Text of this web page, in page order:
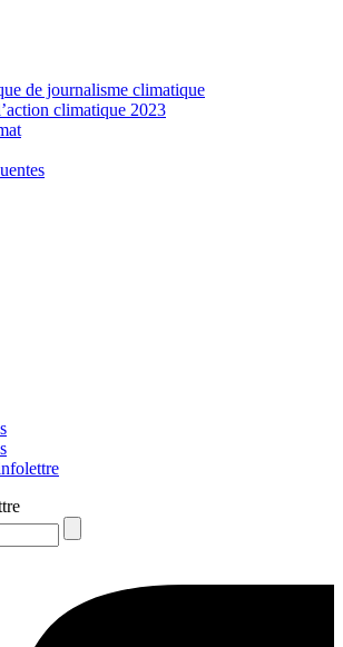
de journalisme climatique
climatique 2023